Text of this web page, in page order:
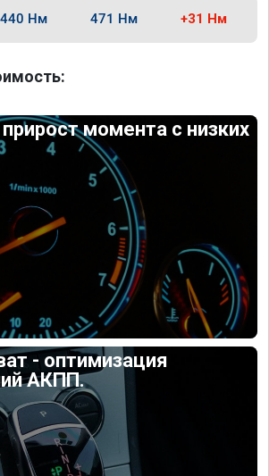
440 Нм 471 Нм +31 Нм
момента с низких
- оптимизация
АКПП.